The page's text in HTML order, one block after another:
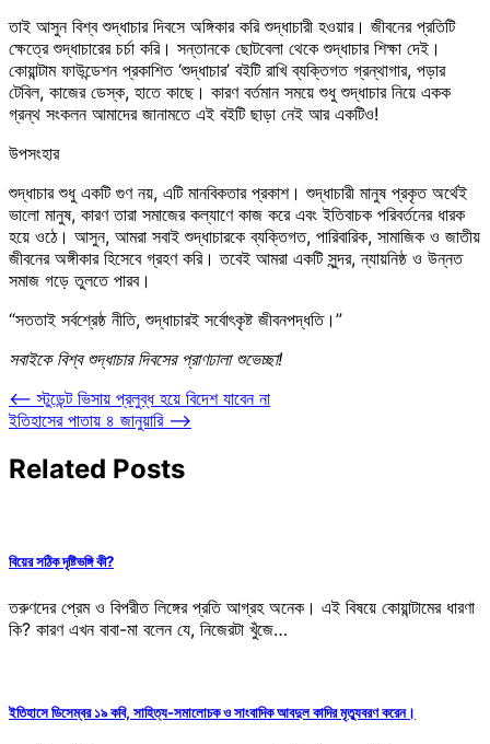
তাই আসুন বিশ্ব শুদ্ধাচার দিবসে অঙ্গিকার করি শুদ্ধাচারী হওয়ার। জীবনের প্রতিটি
ক্ষেত্রে শুদ্ধাচারের চর্চা করি। সন্তানকে ছোটবেলা থেকে শুদ্ধাচার শিক্ষা দেই।
কোয়ান্টাম ফাউন্ডেশন প্রকাশিত ‘শুদ্ধাচার’ বইটি রাখি ব্যক্তিগত গ্রন্থাগার, পড়ার
টেবিল, কাজের ডেস্ক, হাতে কাছে। কারণ বর্তমান সময়ে শুধু শুদ্ধাচার নিয়ে একক
গ্রন্থ সংকলন আমাদের জানামতে এই বইটি ছাড়া নেই আর একটিও!
উপসংহার
শুদ্ধাচার শুধু একটি গুণ নয়, এটি মানবিকতার প্রকাশ। শুদ্ধাচারী মানুষ প্রকৃত অর্থেই
ভালো মানুষ, কারণ তারা সমাজের কল্যাণে কাজ করে এবং ইতিবাচক পরিবর্তনের ধারক
হয়ে ওঠে। আসুন, আমরা সবাই শুদ্ধাচারকে ব্যক্তিগত, পারিবারিক, সামাজিক ও জাতীয়
জীবনের অঙ্গীকার হিসেবে গ্রহণ করি। তবেই আমরা একটি সুন্দর, ন্যায়নিষ্ঠ ও উন্নত
সমাজ গড়ে তুলতে পারব।
“সততাই সর্বশ্রেষ্ঠ নীতি, শুদ্ধাচারই সর্বোৎকৃষ্ট জীবনপদ্ধতি।”
সবাইকে বিশ্ব শুদ্ধাচার দিবসের প্রাণঢালা শুভেচ্ছা!
Post
navigation
⟵ স্টুডেন্ট ভিসায় প্রলুব্ধ হয়ে বিদেশ যাবেন না
ইতিহাসের পাতায় ৪ জানুয়ারি ⟶
Related Posts
বিয়ের সঠিক দৃষ্টিভঙ্গি কী?
তরুণদের প্রেম ও বিপরীত লিঙ্গের প্রতি আগ্রহ অনেক। এই বিষয়ে কোয়ান্টামের ধারণা
কি? কারণ এখন বাবা-মা বলেন যে, নিজেরটা খুঁজে…
ইতিহাসে ডিসেম্বর ১৯ কবি, সাহিত্য-সমালোচক ও সাংবাদিক আবদুল কাদির মৃত্যুবরণ করেন।